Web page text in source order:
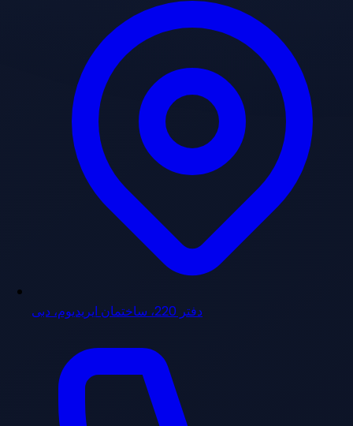
دفتر 220، ساختمان ایریدیوم، دبی